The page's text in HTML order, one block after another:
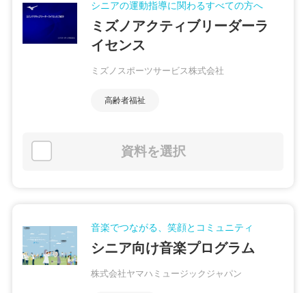
シニアの運動指導に関わるすべての方へ
ミズノアクティブリーダーラ
イセンス
ミズノスポーツサービス株式会社
高齢者福祉
資料を選択
音楽でつながる、笑顔とコミュニティ
シニア向け音楽プログラム
株式会社ヤマハミュージックジャパン